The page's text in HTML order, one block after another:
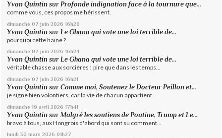
Yvan Quintin surProfonde indignation face à la tournure que...
comme vous, ces propos me hérissent.
dimanche 07 juin 2026 16h26
Yvan Quintin sur Le Ghana qui vote une loi terrible de...
pourquoi cette haine ?
dimanche 07 juin 2026 16h24
Yvan Quintin surLe Ghana qui vote une loi terrible de...
véritable chasse aux sorcières ! pire que dans les temps...
dimanche 07 juin 2026 16h21
Yvan Quintin surComme moi, Soutenez le Docteur Peillon et...
je signe bien volontiers, car la vie de chacun appartient...
dimanche 19 avril 2026 17h41
Yvan Quintin surMalgré les soutiens de Poutine, Trump et Le...
bravo à tous, aux Hongrois d'abord qui sont su comment...
lundi 30 mars 2026 01h27